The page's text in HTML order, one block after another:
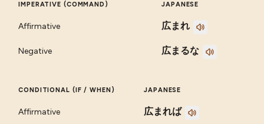
IMPERATIVE (COMMAND) JAPANESE
Affirmative 広まれ
Negative 広まるな
CONDITIONAL (IF / WHEN) JAPANESE
Affirmative 広まれば